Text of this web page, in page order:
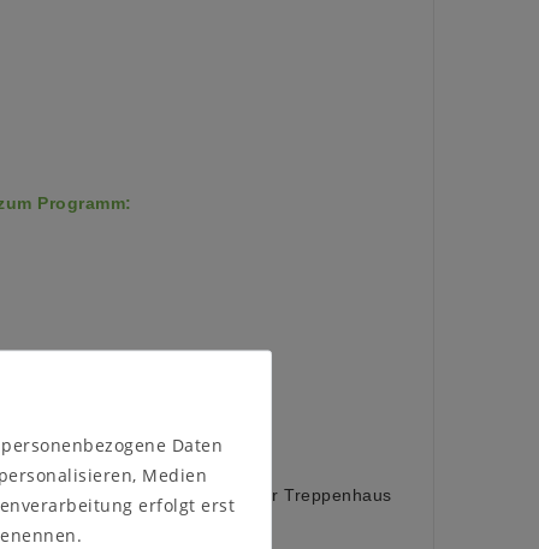
Programm:
ob das Möbelstück durch Ihr Treppenhaus
Daten
Medien
erfolgt erst